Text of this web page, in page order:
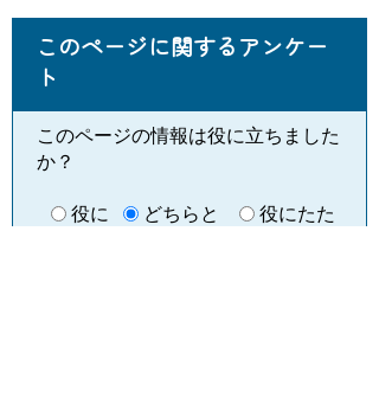
このページに関するアンケー
ト
このページの情報は役に立ちました
か？
役に
どちらと
役にたた